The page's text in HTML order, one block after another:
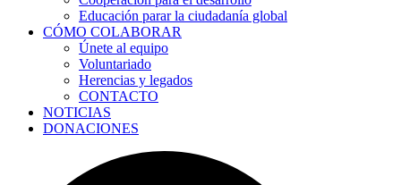
Educación parar la ciudadanía global
CÓMO COLABORAR
Únete al equipo
Voluntariado
Herencias y legados
CONTACTO
NOTICIAS
DONACIONES